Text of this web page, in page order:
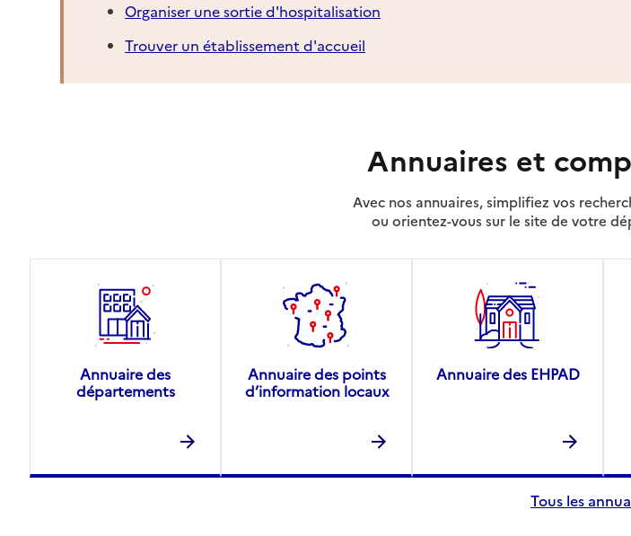
Organiser une sortie d'hospitalisation
Trouver un établissement d'accueil
Annuaires et
Avec nos annuaires, simplifiez vos
ou orientez-vous sur le site de votre
Annuaire des
départements
Annuaire des points
d’information locaux
Annuaire des EHPAD
Tous les